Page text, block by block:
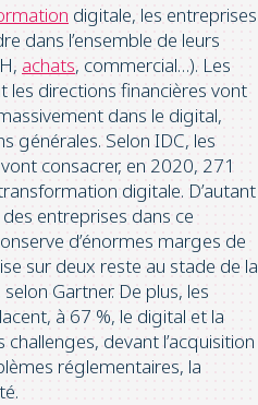
digitale, les entreprises
dans l’ensemble de leurs
achats, commercial…). Les
directions financières vont
dans le digital,
générales. Selon IDC, les
consacrer, en 2020, 271
digitale. D’autant
entreprises dans ce
d’énormes marges de
sur deux reste au stade de la
Gartner. De plus, les
à 67 %, le digital et la
devant l’acquisition
réglementaires, la